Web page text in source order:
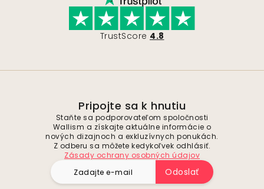
TrustScore 4.8
Pripojte sa k hnutiu
Staňte sa podporovateľom spoločnosti
Wallism a získajte aktuálne informácie o
nových dizajnoch a exkluzívnych ponukách.
Z odberu sa môžete kedykoľvek odhlásiť.
Zásady ochrany osobných údajov
Odoslať